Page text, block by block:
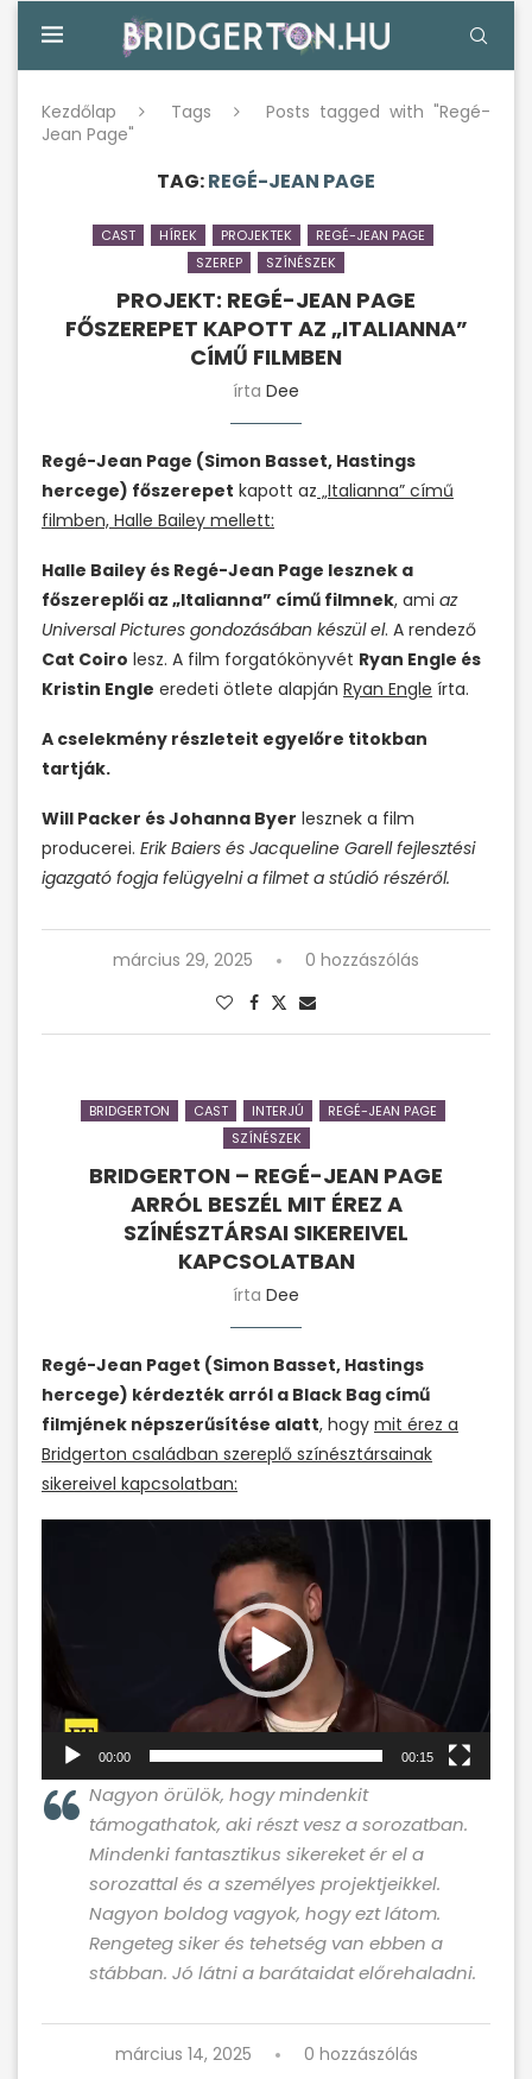
Kezdőlap Tags
Posts tagged with "Regé-
Jean Page"
TAG:REGÉ-JEAN PAGE
CAST HÍREK PROJEKTEK
REGÉ-JEAN PAGE
SZEREP
SZÍNÉSZEK
PROJEKT: REGÉ-JEAN PAGE
FŐSZEREPET KAPOTT AZ „ITALIANNA”
CÍMŰ FILMBEN
írta Dee
Regé-Jean Page (Simon Basset, Hastings
hercege) főszerepet kapott az „Italianna” című
filmben, Halle Bailey mellett:
Halle Bailey és Regé-Jean Page lesznek a
főszereplői az „Italianna” című filmnek, ami az
Universal Pictures gondozásában készül el. A rendező
Cat Coiro lesz. A film forgatókönyvét Ryan Engle és
Kristin Engle eredeti ötlete alapján Ryan Engle írta.
A cselekmény részleteit egyelőre titokban
tartják.
Will Packer és Johanna Byer lesznek a film
producerei. Erik Baiers és Jacqueline Garell fejlesztési
igazgató fogja felügyelni a filmet a stúdió részéről.
március 29, 2025 0 hozzászólás
BRIDGERTON CAST INTERJÚ
REGÉ-JEAN PAGE
SZÍNÉSZEK
BRIDGERTON – REGÉ-JEAN PAGE
ARRÓL BESZÉL MIT ÉREZ A
SZÍNÉSZTÁRSAI SIKEREIVEL
KAPCSOLATBAN
írta Dee
Regé-Jean Paget (Simon Basset, Hastings
hercege) kérdezték arról a Black Bag című
filmjének népszerűsítése alatt, hogy mit érez a
Bridgerton családban szereplő színésztársainak
sikereivel kapcsolatban:
00:00 00:15
Nagyon örülök, hogy mindenkit
támogathatok, aki részt vesz a sorozatban.
Mindenki fantasztikus sikereket ér el a
sorozattal és a személyes projektjeikkel.
Nagyon boldog vagyok, hogy ezt látom.
Rengeteg siker és tehetség van ebben a
stábban. Jó látni a barátaidat előrehaladni.
március 14, 2025 0 hozzászólás